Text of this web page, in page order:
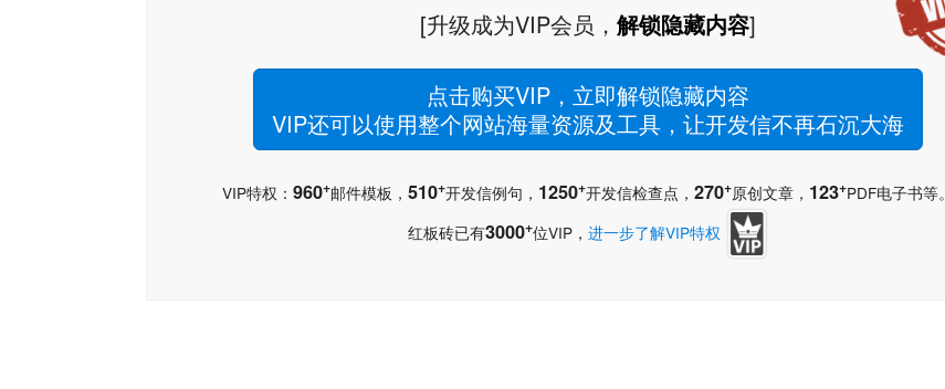
[升级成为VIP会员， 解锁隐藏内容]
点击购买VIP，立即解锁隐藏内容
VIP还可以使用整个网站海量资源及工具，让开发信不再石沉大海
VIP特权： 960+邮件模板， 510+开发信例句， 1250+开发信检查点， 270+原创文章， 123+PDF电子书等。
红板砖已有3000+位VIP， 进一步了解VIP特权